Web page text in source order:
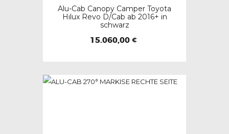
Alu-Cab Canopy Camper Toyota
Hilux Revo D/Cab ab 2016+ in
schwarz
15.060,00 €